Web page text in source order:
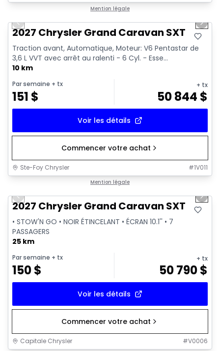
Mention légale
Previous slide
Next
2027 Chrysler Grand Caravan SXT
Traction avant, Automatique, Moteur: V6 Pentastar de
3,6 L VVT avec arrêt au ralenti - 6 Cyl. - Esse...
10 km
Par semaine + tx
151 $
+ tx
50 844 $
Voir les détails
Commencer votre achat
Ste-Foy Chrysler #1V011
Mention légale
Previous slide
Next
2027 Chrysler Grand Caravan SXT
• STOW'N GO • NOIR ÉTINCELANT • ÉCRAN 10.1'' • 7
PASSAGERS
25 km
Par semaine + tx
150$
+ tx
50 790$
Voir les détails
Commencer votre achat
Capitale Chrysler #V0006